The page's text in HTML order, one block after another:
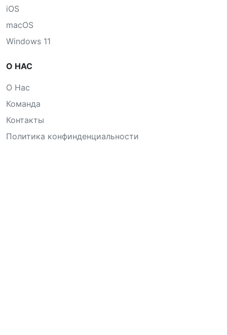
iOS
macOS
Windows 11
О НАС
О Нас
Команда
Контакты
Политика конфинденциальности